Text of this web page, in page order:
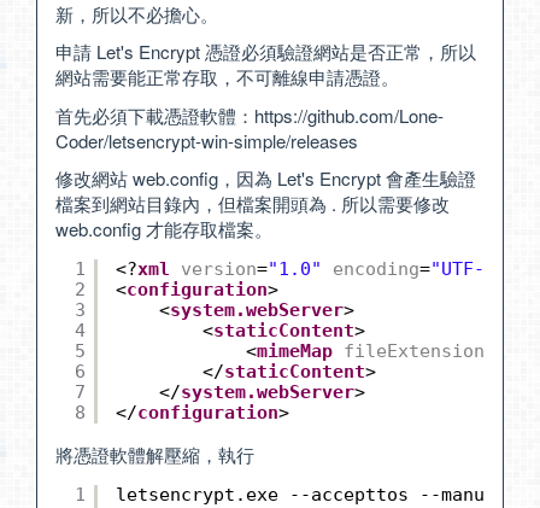
新，所以不必擔心。
申請 Let's Encrypt 憑證必須驗證網站是否正常，所以
網站需要能正常存取，不可離線申請憑證。
首先必須下載憑證軟體： https://github.com/Lone-
Coder/letsencrypt-win-simple/releases
修改網站 web.config，因為 Let's Encrypt 會產生驗證
檔案到網站目錄內，但檔案開頭為 . 所以需要修改
web.config 才能存取檔案。
1
2
3
4
5
6
7
8
<?xml version="1.0" encoding="UTF-8"
<configuration>
<system.webServer>
<staticContent>
<mimeMap fileExtension
</staticContent>
</system.webServer>
</configuration>
將憑證軟體解壓縮，執行
1
letsencrypt.exe --accepttos --manualhost